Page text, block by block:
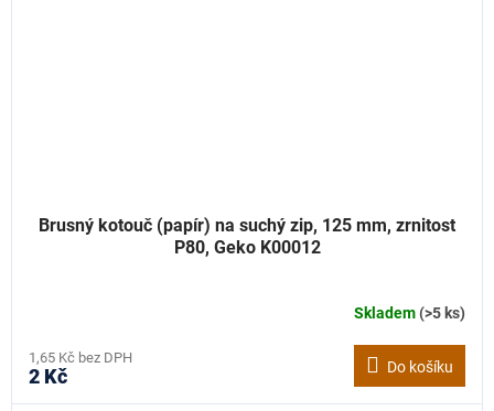
Brusný kotouč (papír) na suchý zip, 125 mm, zrnitost
P80, Geko K00012
Skladem(>5 ks)
1,65 Kč bez DPH
2 Kč Do košíku